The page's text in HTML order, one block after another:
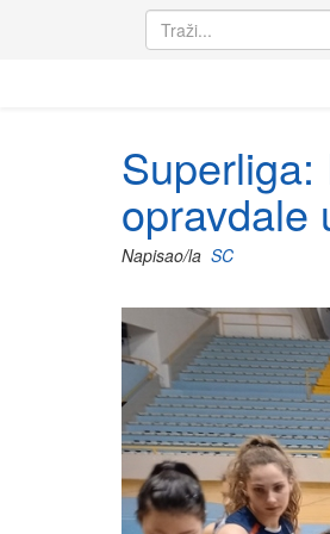
opravdale
Napisao/la SC